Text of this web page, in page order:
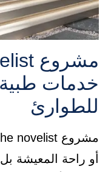
خدمات
للطوارئ
أو راحة المعيشة